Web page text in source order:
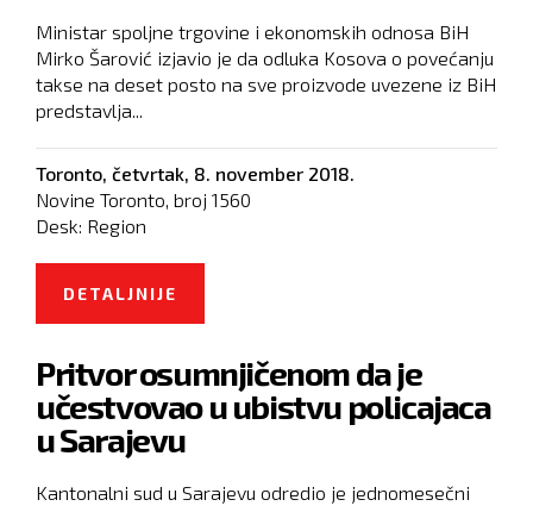
Ministar spoljne trgovine i ekonomskih odnosa BiH
Mirko Šarović izjavio je da odluka Kosova o povećanju
takse na deset posto na sve proizvode uvezene iz BiH
predstavlja...
Toronto, četvrtak, 8. november 2018.
Novine Toronto, broj 1560
Desk: Region
DETALJNIJE
TOLERISATI
Pritvor osumnjičenom da je
učestvovao u ubistvu policajaca
u Sarajevu
Kantonalni sud u Sarajevu odredio je jednomesečni